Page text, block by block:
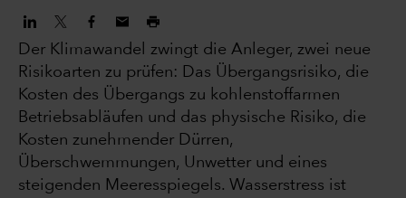
Der Klimawandel zwingt die Anleger, zwei neue
Risikoarten zu prüfen: Das Übergangsrisiko, die
Kosten des Übergangs zu kohlenstoffarmen
Betriebsabläufen und das physische Risiko, die
Kosten zunehmender Dürren,
Überschwemmungen, Unwetter und eines
steigenden Meeresspiegels. Wasserstress ist